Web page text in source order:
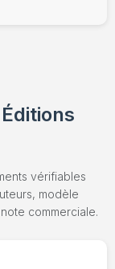
vérifiables
modèle
commerciale.